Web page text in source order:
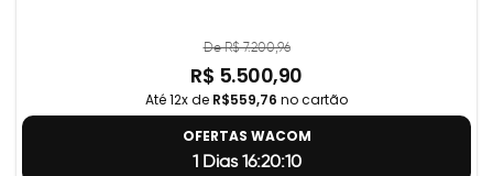
De R$ 7.200,96
R$ 5.500,90
Até 12x de R$559,76 no cartão
OFERTAS WACOM
1 Dias 16:20:9